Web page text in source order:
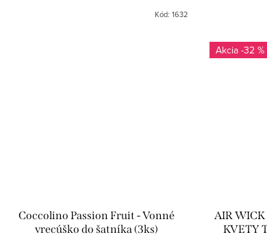
Kód:1632
Coccolino Passion Fruit - Vonné
vrecúško do šatníka (3ks)
-32 %
AIR WICK
KVETY